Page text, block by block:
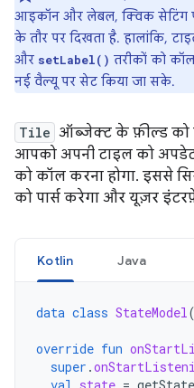
आइकॉन और लेबल, क्विक सेटिंग
के तौर पर दिखता है. हालांकि,
और setLabel() तरीकों को
नई वैल्यू पर सेट किया जा सके.
Tile ऑब्जेक्ट के फ़ील्ड को
आपको अपनी टाइल को
को कॉल करना होगा. इससे
को पार्स करेगा और यूज़र
Kotlin Java
data class StateModel(
override fun
super .